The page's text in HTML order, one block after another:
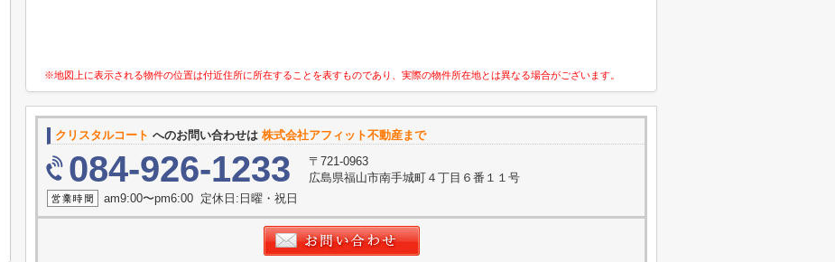
※地図上に表示される物件の位置は付近住所に所在することを表すものであり、実際の物件所在地とは異なる場合がございます。
クリスタルコート へのお問い合わせは 株式会社アフィット不動産まで
084-926-1233
〒721-0963
広島県福山市南手城町４丁目６番１１号
am9:00〜pm6:00 定休日:日曜・祝日